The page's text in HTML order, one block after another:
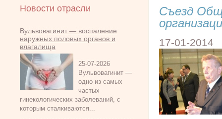
Новости отрасли
Вульвовагинит — воспаление
наружных половых органов и
влагалища
25-07-2026
Вульвовагинит —
одно из самых
частых
гинекологических заболеваний, с
которым сталкиваются...
Съезд
17-01-2014